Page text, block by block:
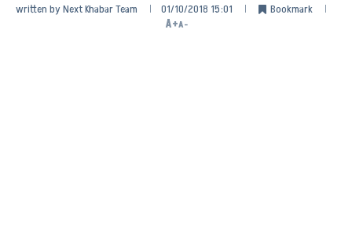
written byNext Khabar Team 01/10/2018 15:01
Bookmark
A+A-